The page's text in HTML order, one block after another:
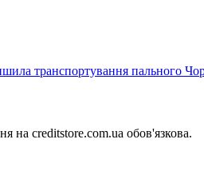
транспортування пального
на creditstore.com.ua обов'язкова.